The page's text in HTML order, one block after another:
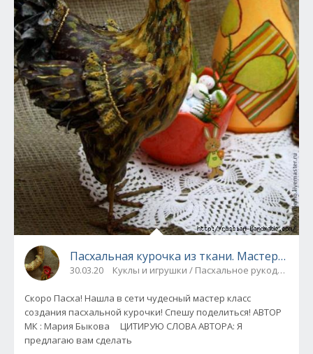
Пасхальная курочка из ткани. Мастер-класс
30.03.20 Куклы и игрушки / Пасхальное рукоделие
Скоро Пасха! Нашла в сети чудесный мастер класс
создания пасхальной курочки! Спешу поделиться! АВТОР
МК : Мария Быкова ЦИТИРУЮ СЛОВА АВТОРА: Я
предлагаю вам сделать